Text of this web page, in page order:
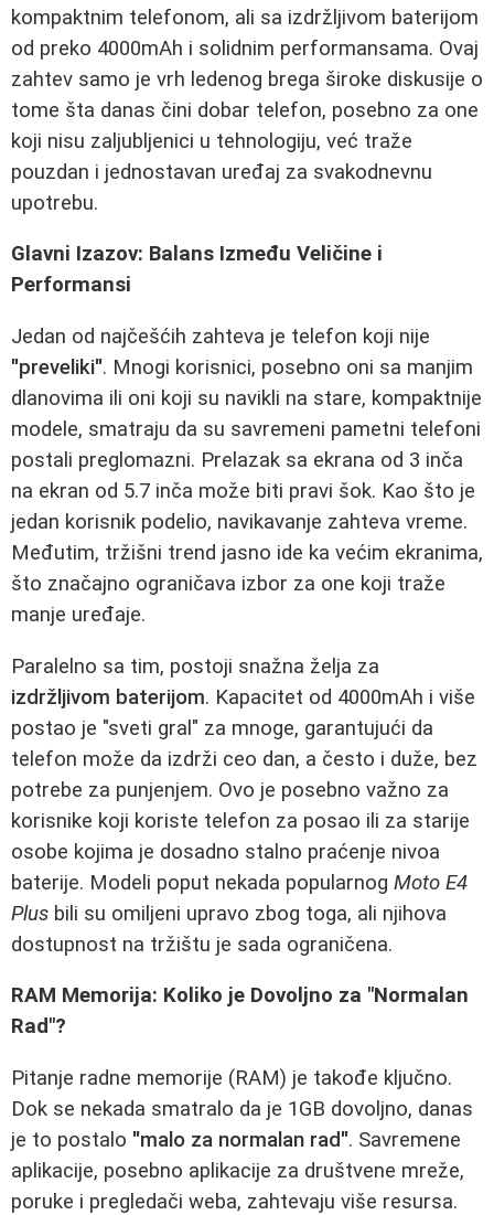
kompaktnim telefonom, ali sa izdržljivom baterijom
od preko 4000mAh i solidnim performansama. Ovaj
zahtev samo je vrh ledenog brega široke diskusije o
tome šta danas čini dobar telefon, posebno za one
koji nisu zaljubljenici u tehnologiju, već traže
pouzdan i jednostavan uređaj za svakodnevnu
upotrebu.
Glavni Izazov: Balans Između Veličine i
Performansi
Jedan od najčešćih zahteva je telefon koji nije
"preveliki". Mnogi korisnici, posebno oni sa manjim
dlanovima ili oni koji su navikli na stare, kompaktnije
modele, smatraju da su savremeni pametni telefoni
postali preglomazni. Prelazak sa ekrana od 3 inča
na ekran od 5.7 inča može biti pravi šok. Kao što je
jedan korisnik podelio, navikavanje zahteva vreme.
Međutim, tržišni trend jasno ide ka većim ekranima,
što značajno ograničava izbor za one koji traže
manje uređaje.
Paralelno sa tim, postoji snažna želja za
izdržljivom baterijom. Kapacitet od 4000mAh i više
postao je "sveti gral" za mnoge, garantujući da
telefon može da izdrži ceo dan, a često i duže, bez
potrebe za punjenjem. Ovo je posebno važno za
korisnike koji koriste telefon za posao ili za starije
osobe kojima je dosadno stalno praćenje nivoa
baterije. Modeli poput nekada popularnog Moto E4
Plus bili su omiljeni upravo zbog toga, ali njihova
dostupnost na tržištu je sada ograničena.
RAM Memorija: Koliko je Dovoljno za "Normalan
Rad"?
Pitanje radne memorije (RAM) je takođe ključno.
Dok se nekada smatralo da je 1GB dovoljno, danas
je to postalo "malo za normalan rad". Savremene
aplikacije, posebno aplikacije za društvene mreže,
poruke i pregledači weba, zahtevaju više resursa.